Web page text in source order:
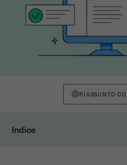
RIASSUNTO
Indice